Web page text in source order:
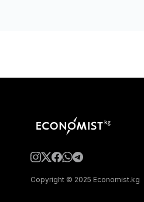
Copyright © 2025 Economist.kg